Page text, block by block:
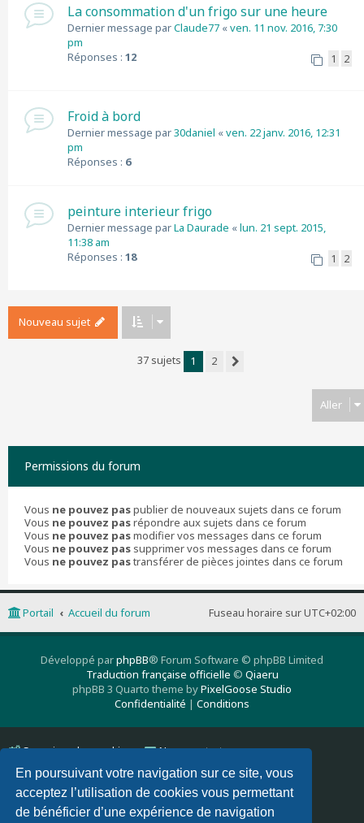
En poursuivant votre navigation sur ce site, vous
acceptez l’utilisation de cookies vous permettant
de bénéficier d’une expérience de navigation
La consommation d'un frigo sur une heure
Dernier message parClaude77 «ven. 11 nov. 2016, 7:30
pm
Réponses : 12 1 2
Froid à bord
Dernier message par30daniel «ven. 22 janv. 2016, 12:31
pm
Réponses : 6
peinture interieur frigo
Dernier message parLa Daurade «lun. 21 sept. 2015,
11:38 am
Réponses : 18 1 2
Nouveau sujet
37 sujets 1
2
Aller
Permissions du forum
Vous ne pouvez paspublier de nouveaux sujets dans ce forum
Vous ne pouvez pasrépondre aux sujets dans ce forum
Vous ne pouvez pasmodifier vos messages dans ce forum
Vous ne pouvez pas supprimer vos messages dans ce forum
Vous ne pouvez pastransférer de pièces jointes dans ce forum
Fuseau horaire surUTC+02:00
Portail Accueil du forum
Développé parphpBB® Forum Software © phpBB Limited
Traduction française officielle © Qiaeru
phpBB 3 Quarto theme byPixelGoose Studio
Confidentialité | Conditions
Supprimer les cookies Nous contacter